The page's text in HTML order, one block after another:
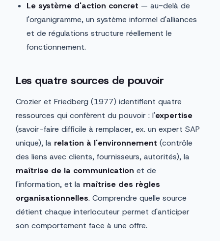
Le système d'action concret — au-delà de
l'organigramme, un système informel d'alliances
et de régulations structure réellement le
fonctionnement.
Les quatre sources de pouvoir
Crozier et Friedberg (1977) identifient quatre
ressources qui confèrent du pouvoir : l'expertise
(savoir-faire difficile à remplacer, ex. un expert SAP
unique), la relation à l'environnement (contrôle
des liens avec clients, fournisseurs, autorités), la
maîtrise de la communication et de
l'information, et la maîtrise des règles
organisationnelles. Comprendre quelle source
détient chaque interlocuteur permet d'anticiper
son comportement face à une offre.